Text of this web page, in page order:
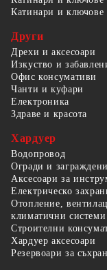
Катинари и ключове
Други
Дрехи и аксесоари
Изкуство и
Офис консумативи
Чанти и куфари
Електроника
Здраве и красота
Хардуер
Водопровод
Огради и
Аксесоари за
Електрическо
Отопление,
климатични системи
Строителни
Хардуер аксесоари
Резервоари за